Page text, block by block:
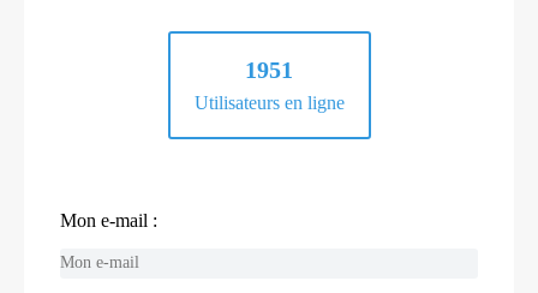
1951
Utilisateurs en ligne
Mon e-mail :